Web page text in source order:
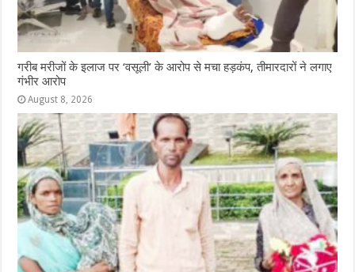
गरीब मरीजों के इलाज पर ‘वसूली’ के आरोप से मचा हड़कंप, तीमारदारों ने लगाए
गंभीर आरोप
August 8, 2026